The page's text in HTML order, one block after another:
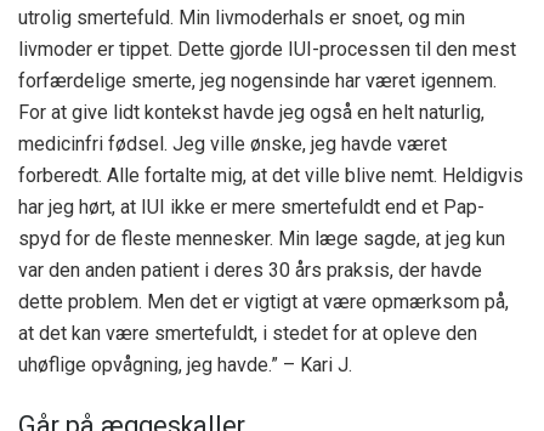
utrolig smertefuld. Min livmoderhals er snoet, og min
livmoder er tippet. Dette gjorde IUI-processen til den mest
forfærdelige smerte, jeg nogensinde har været igennem.
For at give lidt kontekst havde jeg også en helt naturlig,
medicinfri fødsel. Jeg ville ønske, jeg havde været
forberedt. Alle fortalte mig, at det ville blive nemt. Heldigvis
har jeg hørt, at IUI ikke er mere smertefuldt end et Pap-
spyd for de fleste mennesker. Min læge sagde, at jeg kun
var den anden patient i deres 30 års praksis, der havde
dette problem. Men det er vigtigt at være opmærksom på,
at det kan være smertefuldt, i stedet for at opleve den
uhøflige opvågning, jeg havde.” – Kari J.